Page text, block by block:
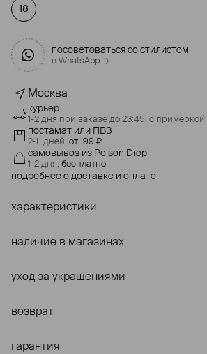
18
посоветоваться со стилистом
в WhatsApp →
Москва
курьер
1-2 дня при заказе до 23:45, с примеркой,
постамат или ПВЗ
2-11 дней, от 199 ₽
самовывоз из Poison Drop
1-2 дня, бесплатно
подробнее о доставке и оплате
характеристики
наличие в магазинах
уход за украшениями
возврат
гарантия